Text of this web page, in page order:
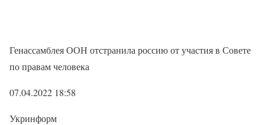
Генассамблея ООН отстранила россию от участия в Совете
по правам человека
07.04.2022 18:58
Укринформ